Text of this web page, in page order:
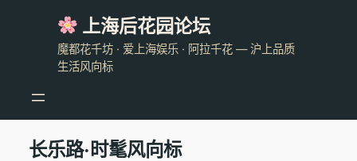
上海后花园论坛
魔都花千坊 · 爱上海娱乐 · 阿拉千花 — 沪上品质
生活风向标
长乐路·时髦风向标